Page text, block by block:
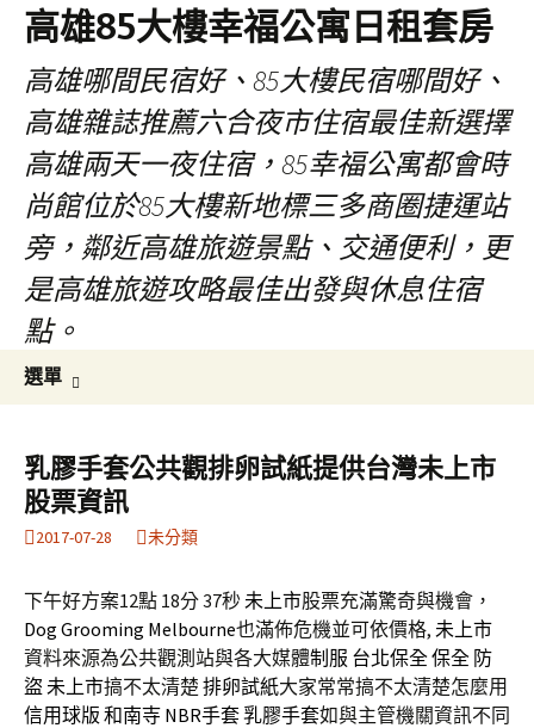
高雄85大樓幸福公寓日租套房
高雄哪間民宿好、85大樓民宿哪間好、
高雄雜誌推薦六合夜市住宿最佳新選擇
高雄兩天一夜住宿，85幸福公寓都會時
尚館位於85大樓新地標三多商圈捷運站
旁，鄰近高雄旅遊景點、交通便利，更
是高雄旅遊攻略最佳出發與休息住宿
點。
選單
容
區
鍵
字:
乳膠手套公共觀排卵試紙提供台灣未上市
股票資訊
2017-07-28 未分類
下午好方案12點 18分 37秒未上市股票充滿驚奇與機會，
Dog Grooming Melbourne也滿佈危機並可依價格, 未上市
資料來源為公共觀測站與各大媒體制服 台北保全保全 防
盜 未上市搞不太清楚 排卵試紙大家常常搞不太清楚怎麼用
信用球版 和南寺 NBR手套乳膠手套如與主管機關資訊不同